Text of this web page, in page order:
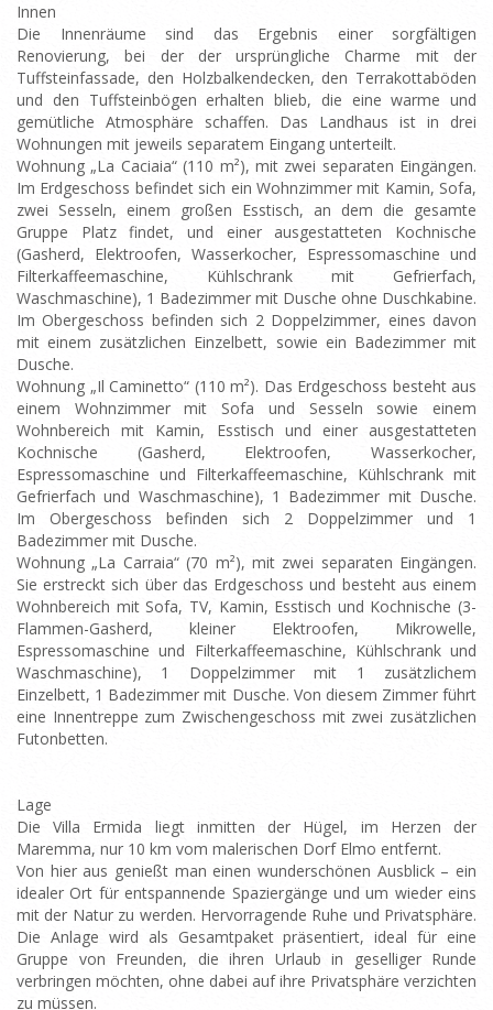
Innen
Die Innenräume sind das Ergebnis einer sorgfältigen
Renovierung, bei der der ursprüngliche Charme mit der
Tuffsteinfassade, den Holzbalkendecken, den Terrakottaböden
und den Tuffsteinbögen erhalten blieb, die eine warme und
gemütliche Atmosphäre schaffen. Das Landhaus ist in drei
Wohnungen mit jeweils separatem Eingang unterteilt.
Wohnung „La Caciaia“ (110 m²), mit zwei separaten Eingängen.
Im Erdgeschoss befindet sich ein Wohnzimmer mit Kamin, Sofa,
zwei Sesseln, einem großen Esstisch, an dem die gesamte
Gruppe Platz findet, und einer ausgestatteten Kochnische
(Gasherd, Elektroofen, Wasserkocher, Espressomaschine und
Filterkaffeemaschine, Kühlschrank mit Gefrierfach,
Waschmaschine), 1 Badezimmer mit Dusche ohne Duschkabine.
Im Obergeschoss befinden sich 2 Doppelzimmer, eines davon
mit einem zusätzlichen Einzelbett, sowie ein Badezimmer mit
Dusche.
Wohnung „Il Caminetto“ (110 m²). Das Erdgeschoss besteht aus
einem Wohnzimmer mit Sofa und Sesseln sowie einem
Wohnbereich mit Kamin, Esstisch und einer ausgestatteten
Kochnische (Gasherd, Elektroofen, Wasserkocher,
Espressomaschine und Filterkaffeemaschine, Kühlschrank mit
Gefrierfach und Waschmaschine), 1 Badezimmer mit Dusche.
Im Obergeschoss befinden sich 2 Doppelzimmer und 1
Badezimmer mit Dusche.
Wohnung „La Carraia“ (70 m²), mit zwei separaten Eingängen.
Sie erstreckt sich über das Erdgeschoss und besteht aus einem
Wohnbereich mit Sofa, TV, Kamin, Esstisch und Kochnische (3-
Flammen-Gasherd, kleiner Elektroofen, Mikrowelle,
Espressomaschine und Filterkaffeemaschine, Kühlschrank und
Waschmaschine), 1 Doppelzimmer mit 1 zusätzlichem
Einzelbett, 1 Badezimmer mit Dusche. Von diesem Zimmer führt
eine Innentreppe zum Zwischengeschoss mit zwei zusätzlichen
Futonbetten.
Lage
Die Villa Ermida liegt inmitten der Hügel, im Herzen der
Maremma, nur 10 km vom malerischen Dorf Elmo entfernt.
Von hier aus genießt man einen wunderschönen Ausblick – ein
idealer Ort für entspannende Spaziergänge und um wieder eins
mit der Natur zu werden. Hervorragende Ruhe und Privatsphäre.
Die Anlage wird als Gesamtpaket präsentiert, ideal für eine
Gruppe von Freunden, die ihren Urlaub in geselliger Runde
verbringen möchten, ohne dabei auf ihre Privatsphäre verzichten
zu müssen.